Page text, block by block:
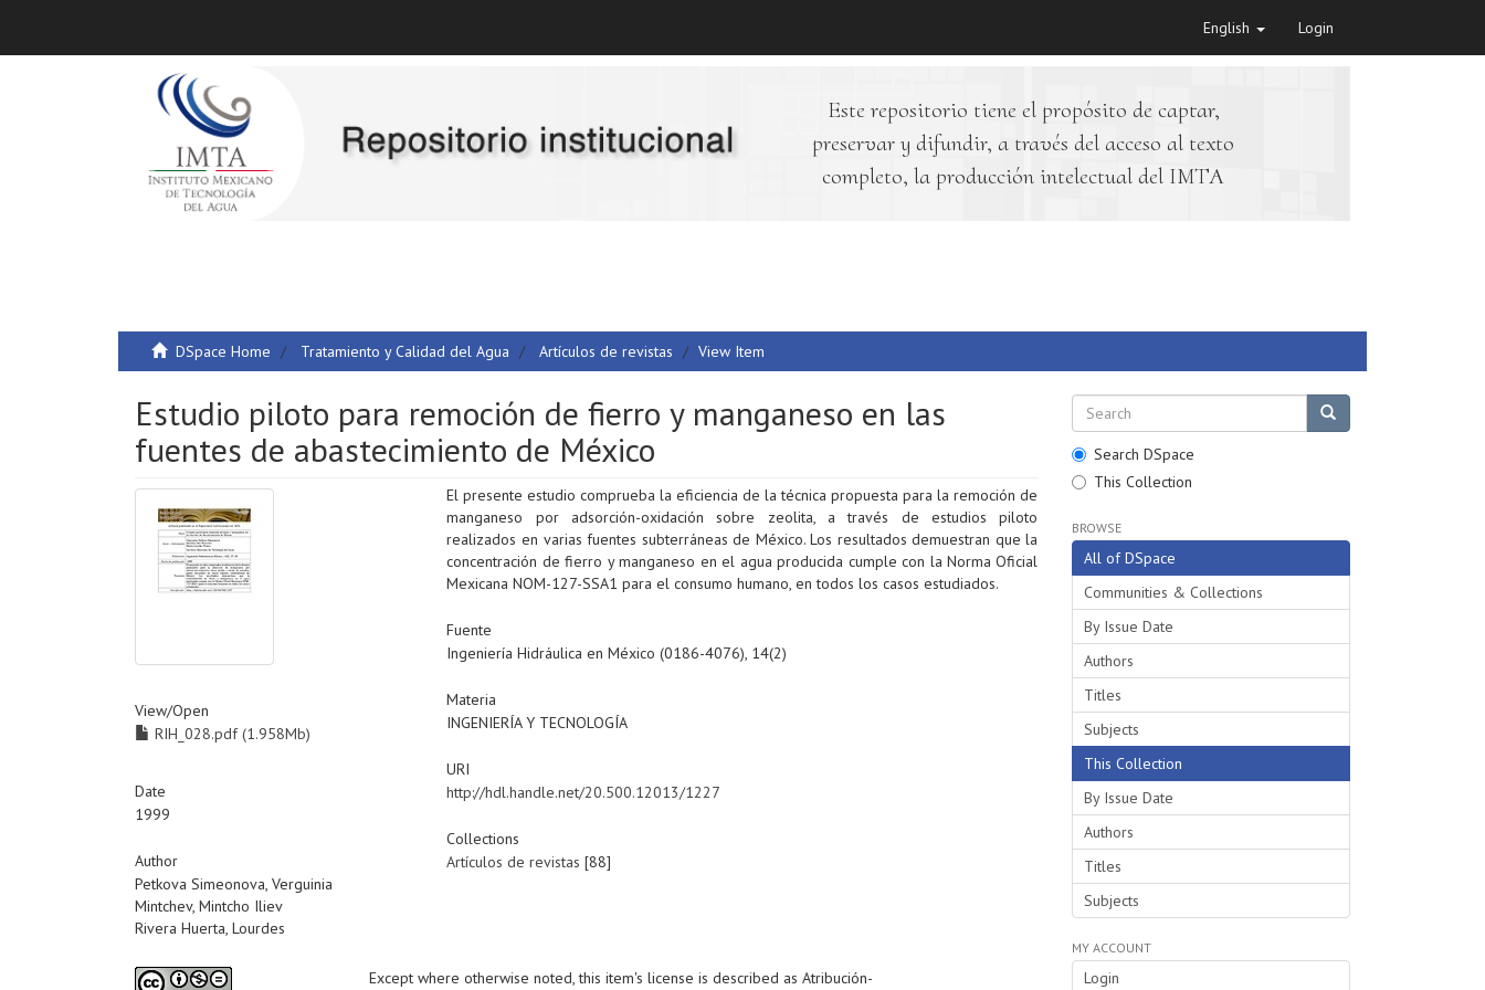
English Login
Este repositorio tiene el propósito de captar,
preservar y difundir, a través del acceso al texto
completo, la producción intelectual del IMTA
DSpace Home Tratamiento y Calidad del Agua Artículos de revistas View Item
Estudio piloto para remoción de fierro y manganeso en las
fuentes de abastecimiento de México
View/Open
RIH_028.pdf (1.958Mb)
Date
1999
Author
Petkova Simeonova, Verguinia
Mintchev, Mintcho Iliev
Rivera Huerta, Lourdes
El presente estudio comprueba la eficiencia de la técnica propuesta para la remoción de
manganeso por adsorción-oxidación sobre zeolita, a través de estudios piloto
realizados en varias fuentes subterráneas de México. Los resultados demuestran que la
concentración de fierro y manganeso en el agua producida cumple con la Norma Oficial
Mexicana NOM-127-SSA1 para el consumo humano, en todos los casos estudiados.
Fuente
Ingeniería Hidráulica en México (0186-4076), 14(2)
Materia
INGENIERÍA Y TECNOLOGÍA
URI
http://hdl.handle.net/20.500.12013/1227
Collections
Artículos de revistas [88]
Except where otherwise noted, this item's license is described as Atribución-
Search DSpace
This Collection
BROWSE
All of DSpace
Communities & Collections
By Issue Date
Authors
Titles
Subjects
This Collection
By Issue Date
Authors
Titles
Subjects
MY ACCOUNT
Login